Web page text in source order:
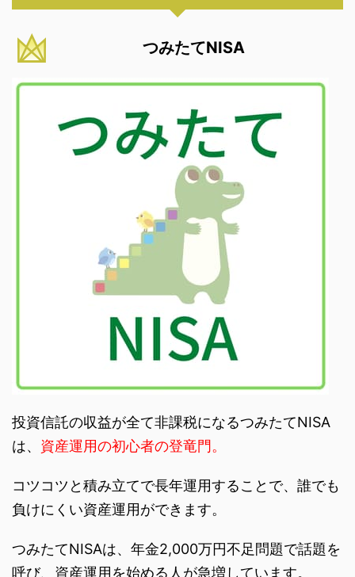
つみたてNISA
投資信託の収益が全て非課税になるつみたてNISA
は、 資産運用の初心者の登竜門。
コツコツと積み立てで長年運用することで、誰でも
負けにくい資産運用ができます。
つみたてNISAは、年金2,000万円不足問題で話題を
呼び、資産運用を始める人が急増しています。